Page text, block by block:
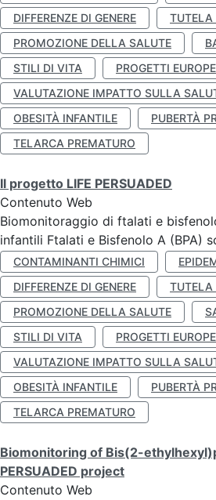
DIFFERENZE DI GENERE
TUTELA
PROMOZIONE DELLA SALUTE
STILI DI VITA
PROGETTI
VALUTAZIONE IMPATTO SULLA
OBESITÀ INFANTILE
PUBERTÀ
TELARCA PREMATURO
Il progetto LIFE PERSUADED
Contenuto Web
Biomonitoraggio di ftalati e
infantili Ftalati e Bisfenolo A (BPA)
CONTAMINANTI CHIMICI
DIFFERENZE DI GENERE
TUTELA
PROMOZIONE DELLA SALUTE
STILI DI VITA
PROGETTI
VALUTAZIONE IMPATTO SULLA
OBESITÀ INFANTILE
PUBERTÀ
TELARCA PREMATURO
Biomonitoring of Bis(2-
PERSUADED project
Contenuto Web